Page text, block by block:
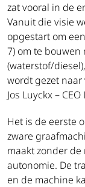
zat vooral in de
Vanuit die visie
opgestart om
7) om te
(waterstof/
wordt gezet naar
Jos Luyckx – CEO
Het is de eerste
zware
maakt zonder
autonomie. De
en de machine